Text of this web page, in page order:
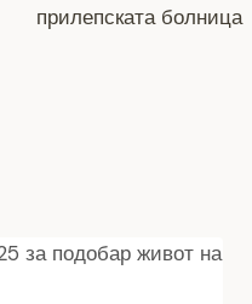
прилепската болница